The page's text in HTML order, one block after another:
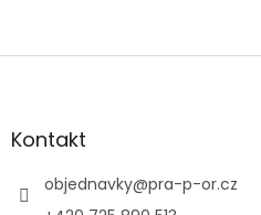
Z
aKontakt
objednavky@pra-p-or.cz